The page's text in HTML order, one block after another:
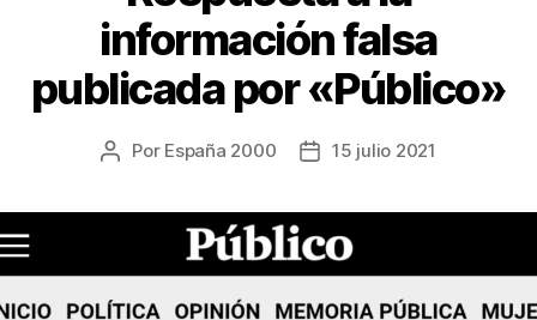
información falsa
publicada por «Público»
Por España 2000 15 julio 2021